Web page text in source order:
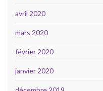
avril 2020
mars 2020
février 2020
janvier 2020